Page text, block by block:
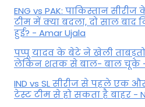
ENG vs PAK: पाकिस्तान
टीम में क्या बदला, दो साल बाद
हुई? - Amar Ujala
पप्पू यादव के बेटे ने खेली
लेकिन शतक से बाल- बाल चूके -
IND vs SL सीरीज से पहले एक
टेस्ट टीम से हो सकता है बाहर -